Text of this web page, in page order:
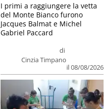
di
Cinzia Timpano
il 08/08/2026
I primi a raggiungere la vetta
del Monte Bianco furono
Jacques Balmat e Michel
Gabriel Paccard